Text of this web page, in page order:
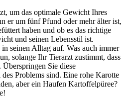
um das optimale Gewicht Ihres
er um fünf Pfund oder mehr älter ist,
haben und ob es das richtige
und seinen Lebensstil ist.
seinen Alltag auf. Was auch immer
solange Ihr Tierarzt zustimmt, dass
Sie diese
Problems sind. Eine rohe Karotte
aber ein Haufen Kartoffelpüree?